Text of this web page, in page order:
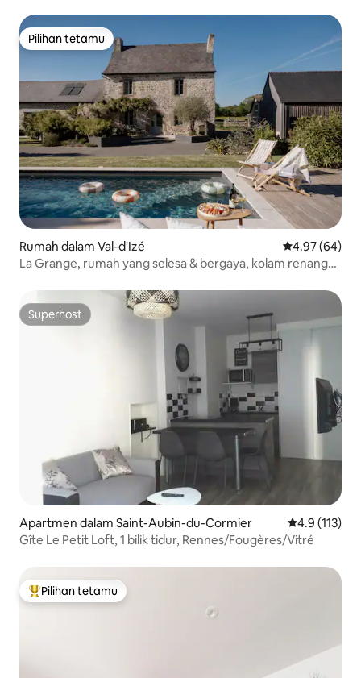
Pilihan tetamu
Pilihan tetamu
Rumah dalam Val-d'Izé Penarafan
4.97 (64)
La Grange, rumah yang selesa & bergaya, kolam renang
Superhost
Superhost
Apartmen dalam Saint-Aubin-du-Cormier Penarafan
4.9 (113)
Gîte Le Petit Loft, 1 bilik tidur, Rennes/Fougères/Vitré
Pilihan utama tetamu
Pilihan tetamu